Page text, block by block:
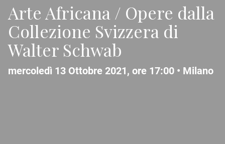
Arte Africana / Opere dalla
Collezione Svizzera di
Walter Schwab
mercoledì 13 Ottobre 2021, ore 17:00 • Milano